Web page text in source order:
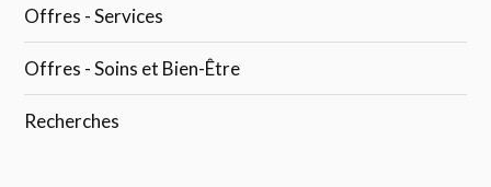
Offres - Services
Offres - Soins et Bien-Être
Recherches